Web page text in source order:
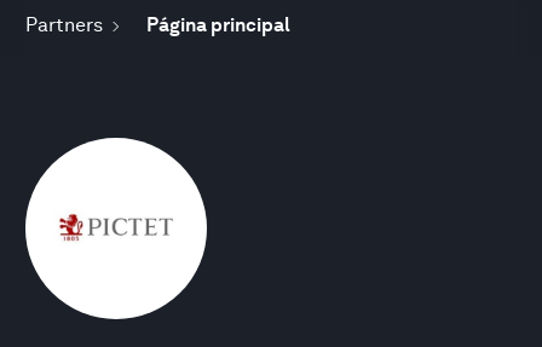
Partners Página principal